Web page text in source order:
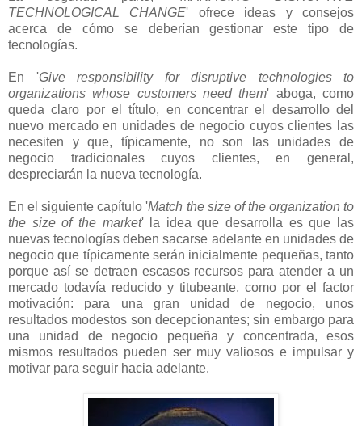
TECHNOLOGICAL CHANGE' ofrece ideas y consejos
acerca de cómo se deberían gestionar este tipo de
tecnologías.
En 'Give responsibility for disruptive technologies to
organizations whose customers need them' aboga, como
queda claro por el título, en concentrar el desarrollo del
nuevo mercado en unidades de negocio cuyos clientes las
necesiten y que, típicamente, no son las unidades de
negocio tradicionales cuyos clientes, en general,
despreciarán la nueva tecnología.
En el siguiente capítulo 'Match the size of the organization to
the size of the market' la idea que desarrolla es que las
nuevas tecnologías deben sacarse adelante en unidades de
negocio que típicamente serán inicialmente pequeñas, tanto
porque así se detraen escasos recursos para atender a un
mercado todavía reducido y titubeante, como por el factor
motivación: para una gran unidad de negocio, unos
resultados modestos son decepcionantes; sin embargo para
una unidad de negocio pequeña y concentrada, esos
mismos resultados pueden ser muy valiosos e impulsar y
motivar para seguir hacia adelante.